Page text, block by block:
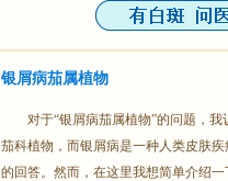
银屑病茄属植物
对于“银屑病茄属植物”的问题，
茄科植物，而银屑病是一种人类皮肤
的回答。然而，在这里我想简单介绍